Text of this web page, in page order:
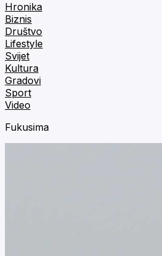
Hronika
Biznis
Društvo
Lifestyle
Svijet
Kultura
Gradovi
Sport
Video
Fukusima